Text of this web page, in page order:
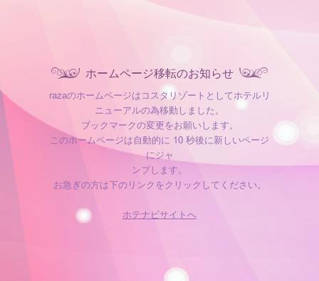
ホームページ移転のお知らせ
razaのホームページはコスタリゾートとしてホテルリ
ニューアルの為移動しました。
ブックマークの変更をお願いします。
このホームページは自動的に 10 秒後に新しいページ
にジャ
ンプします。
お急ぎの方は下のリンクをクリックしてください。
ホテナビサイトへ